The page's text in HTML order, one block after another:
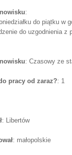
:
do piątku w
do uzgodnienia z
: Czasowy ze
pracy od zaraz?: 1
: Libertów
: małopolskie